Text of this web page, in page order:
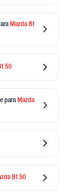
MazdaBt
50
paraMazda
Bt 50